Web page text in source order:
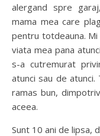
alergand spre
mama mea care
pentru totdeauna. Mi
viata mea pana
s-a cutremurat
atunci sau de
ramas bun,
aceea.
Sunt 10 ani de lipsa,